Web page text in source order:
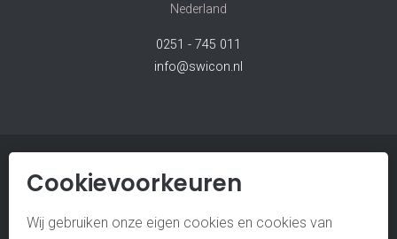
Nederland
0251 - 745 011
info@swicon.nl
© SWICON B.V.
ALGEMENE VOORWAARDEN
Cookievoorkeuren
Wij gebruiken onze eigen cookies en cookies van